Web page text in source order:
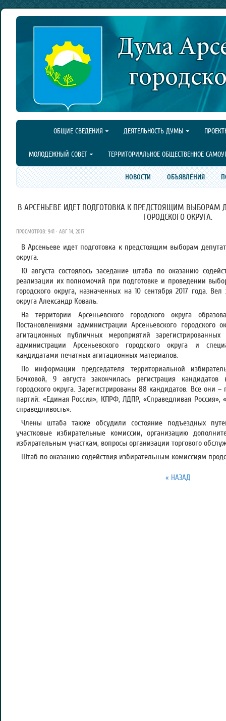
ОБЩИЕ СВЕДЕНИЯ ДЕЯТЕЛЬНОСТЬ ДУМЫ
МОЛОДЕЖНЫЙ СОВЕТ ТЕРРИТОРИАЛЬНОЕ ОБЩЕСТВЕННОЕ
НОВОСТИ ОБЪЯВЛЕНИЯ
В АРСЕНЬЕВЕ ИДЕТ ПОДГОТОВКА К ПРЕДСТОЯЩИМ ВЫБОРАМ
ГОРОДСКОГО ОКРУГА.
ПРОСМОТРОВ: 941 · АВГ 14, 2017
В Арсеньеве идет подготовка к предстоящим выборам
округа.
10 августа состоялось заседание штаба по оказанию
реализации их полномочий при подготовке и проведении
городского округа, назначенных на 10 сентября 2017 года.
округа Александр Коваль.
На территории Арсеньевского городского округа
Постановлениями администрации Арсеньевского
агитационных публичных мероприятий
администрации Арсеньевского городского округа и
кандидатами печатных агитационных материалов.
По информации председателя территориальной
Бочковой, 9 августа закончилась регистрация
городского округа. Зарегистрированы 88 кандидатов. Все они
партий: «Единая Россия», КПРФ, ЛДПР, «Справедливая Россия»,
справедливость».
Члены штаба также обсудили состояние подъездных
участковые избирательные комиссии, организацию
избирательным участкам, вопросы организации торгового
Штаб по оказанию содействия избирательным комиссиям
« НАЗАД